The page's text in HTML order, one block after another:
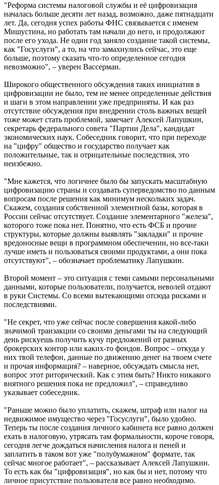
"Реформа системы налоговой службы и её цифровизация
началась больше десяти лет назад, возможно, даже пятнадцати
лет. Да, сегодня успех работы ФНС связывается с именем
Мишустина, но работать там начали до него, и продолжают
после его ухода. Не один год заняло создание такой системы,
как "Госуслуги", а то, на что замахнулись сейчас, это еще
больше, поэтому сказать что-то определенное сегодня
невозможно", – уверен Вассерман.
Широкого общественного обсуждения таких инициатив в
цифровизации не было, тем не менее определенные действия
и шаги в этом направлении уже предприняты. И как раз
отсутствие обсуждения при внедрении столь важных вещей
тоже может стать проблемой, замечает Алексей Лапушкин,
секретарь федерального совета "Партии Дела", кандидат
экономических наук. Собеседник говорит, что при переходе
на "цифру" общество и государство получает как
положительные, так и отрицательные последствия, это
неизбежно.
"Мне кажется, что логичнее было бы запускать масштабную
цифровизацию страны и создавать суперведомство по данным
вопросам после решения как минимум нескольких задач.
Скажем, создания собственной элементной базы, которая в
России сейчас отсутствует. Создание элементарного "железа",
которого тоже пока нет. Понятно, что есть ФСБ и прочие
структуры, которые должны выявлять "закладки" и прочие
вредоносные вещи в программном обеспечении, но все-таки
лучше иметь и пользоваться своими продуктами, а они пока
отсутствуют", – обозначает проблематику Лапушкин.
Второй момент – это ситуация с теми самыми персональными
данными, которые пользователи, получается, неволей отдают
в руки Системы. Со всеми вытекающими отсюда рисками и
последствиями.
"Не секрет, что уже сейчас после совершения какой-либо
значимой транзакции со своими деньгами ты на следующий
день рискуешь получить кучу предложений от разных
брокерских контор или каких-то фондов. Вопрос – откуда у
них твой телефон, данные по движению денег на твоем счете
и прочая информация? – наверное, обсуждать смысла нет,
вопрос этот риторический. Как с этим быть? Никто никакого
внятного решения пока не предложил", – справедливо
указывает собеседник.
"Раньше можно было уплатить, скажем, штраф или налог на
недвижимое имущество через "Госуслуги", было удобно.
Теперь ты после создания личного кабинета все равно должен
ехать в налоговую, утрясать там формальности, короче говоря,
сегодня легче дождаться начисления налога и пеней и
заплатить в таком вот уже "полубумажном" формате, так
сейчас многое работает", – рассказывает Алексей Лапушкин.
То есть как бы "цифровизация", но как бы и нет, потому что
личное присутствие пользователя все равно необходимо.